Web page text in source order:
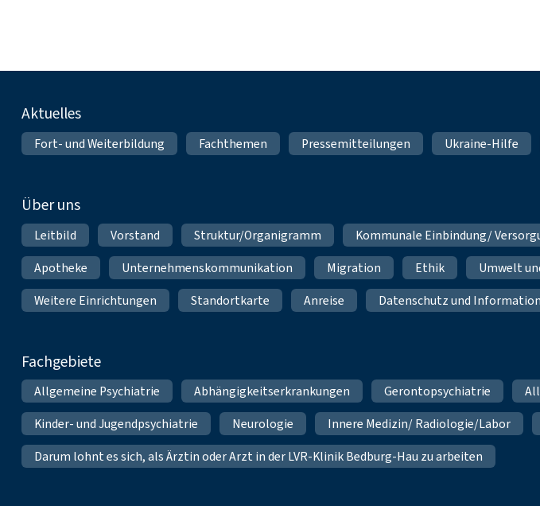
Fußnavigation
Aktuelles
Fort- und Weiterbildung Fachthemen Pressemitteilungen Ukraine-Hilfe
Über uns
Leitbild Vorstand Struktur/Organigramm Kommunale Einbindung/
Apotheke
Unternehmenskommunikation Migration Ethik Umwelt
Weitere Einrichtungen
Standortkarte Anreise Datenschutz und
Fachgebiete
Allgemeine Psychiatrie Abhängigkeitserkrankungen Gerontopsychiatrie
Kinder- und Jugendpsychiatrie
Neurologie Innere Medizin/ Radiologie/Labor
Darum lohnt es sich, als Ärztin oder Arzt in der LVR-Klinik Bedburg-Hau zu arbeiten